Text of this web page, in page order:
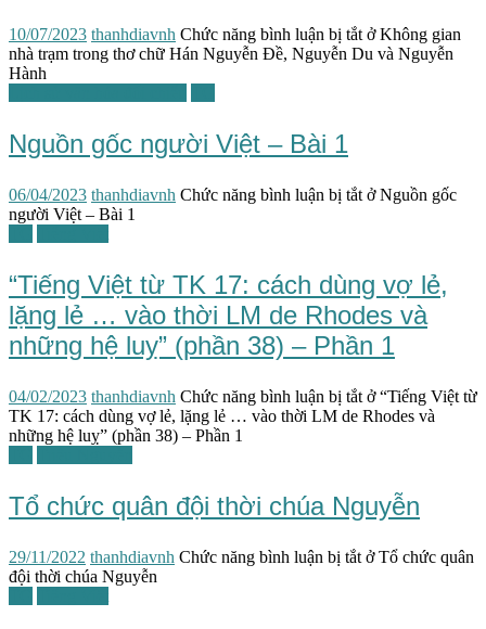
10/07/2023 thanhdiavnh Chức năng bình luận bị tắt ở Không gian
nhà trạm trong thơ chữ Hán Nguyễn Đề, Nguyễn Du và Nguyễn
Hành
Nguồn gốc người Việt – Bài 1
06/04/2023 thanhdiavnh Chức năng bình luận bị tắt ở Nguồn gốc
người Việt – Bài 1
“Tiếng Việt từ TK 17: cách dùng vợ lẻ,
lặng lẻ … vào thời LM de Rhodes và
những hệ luỵ” (phần 38) – Phần 1
04/02/2023 thanhdiavnh Chức năng bình luận bị tắt ở “Tiếng Việt từ
TK 17: cách dùng vợ lẻ, lặng lẻ … vào thời LM de Rhodes và
những hệ luỵ” (phần 38) – Phần 1
Tổ chức quân đội thời chúa Nguyễn
29/11/2022 thanhdiavnh Chức năng bình luận bị tắt ở Tổ chức quân
đội thời chúa Nguyễn